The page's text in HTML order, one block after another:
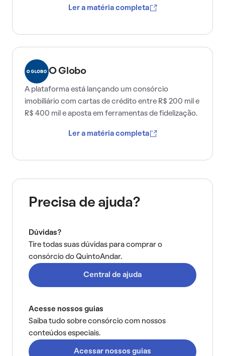
Ler a matéria completa
O Globo
A plataforma está lançando um consórcio
imobiliário com cartas de crédito entre R$ 200 mil e
R$ 400 mil e aposta em ferramentas de fidelização.
Ler a matéria completa
Precisa de ajuda?
Dúvidas?
Tire todas suas dúvidas para comprar o
consórcio do QuintoAndar.
Central de ajuda
Acesse nossos guias
Saiba tudo sobre consórcio com nossos
conteúdos especiais.
Acessar nossos guias